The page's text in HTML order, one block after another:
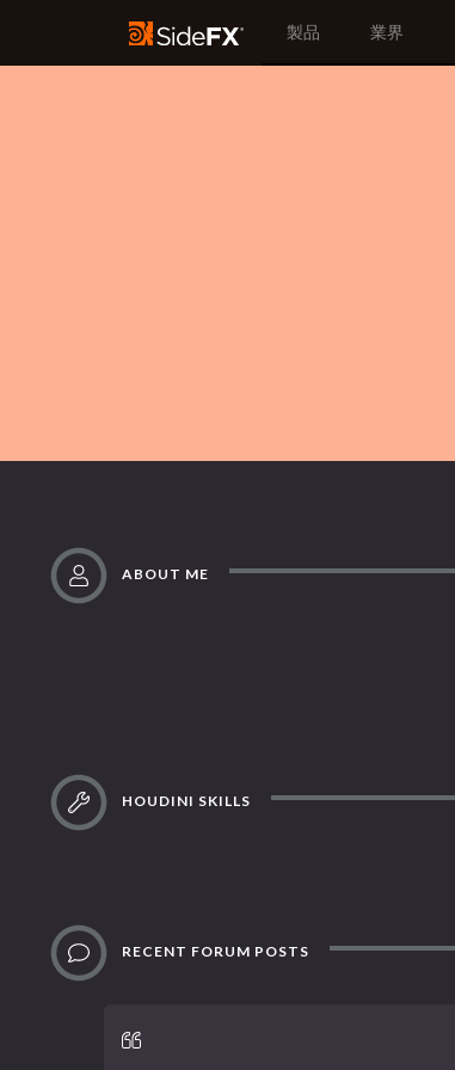
製品 業界
ABOUT ME
HOUDINI SKILLS
RECENT FORUM POSTS